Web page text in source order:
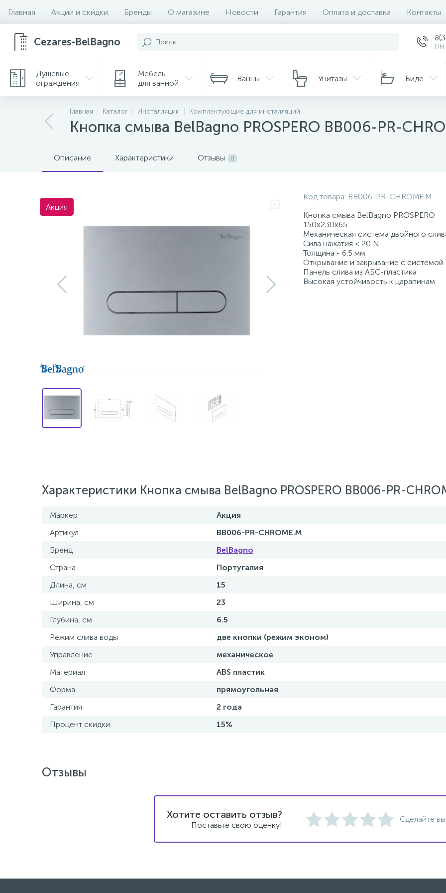
Главная Акции и скидки Бренды О магазине Новости Гарантия Оплата и доставка Контакты
Cezares-BelBagno
Душевые
ограждения
Мебель
для ванной
Ванны Унитазы Биде
Главная Каталог Инсталляции Комплектующие для инсталляций
Кнопка смыва BelBagno PROSPERO BB006-PR-
Описание Характеристики Отзывы 0
Акция
Код товара: BB006-PR-CHROME.M
Кнопка смыва BelBagno PROSPERO
150х230х65
Механическая система двойного
Сила нажатия < 20 N
Толщина - 6.5 мм
Открывание и закрывание с системой
Панель слива из АБС-пластика
Высокая устойчивость к царапинам
Характеристики Кнопка смыва BelBagno PROSPERO BB006-PR-
Маркер
Акция
Артикул
BB006-PR-CHROME.M
Бренд
BelBagno
Страна
Португалия
Длина, см
15
Ширина, см
23
Глубина, см
6.5
Режим слива воды
две кнопки (режим эконом)
Управление
механическое
Материал
ABS пластик
Форма
прямоугольная
Гарантия
2 года
Процент скидки
15%
Отзывы
Хотите оставить отзыв?
Поставьте свою оценку!
Сделайте